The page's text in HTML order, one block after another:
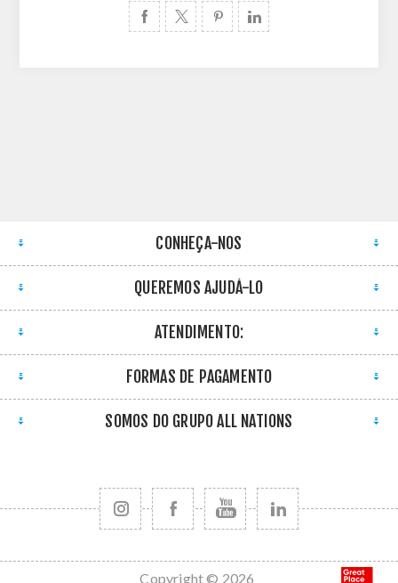
CONHEÇA-NOS
QUEREMOS AJUDÁ-LO
ATENDIMENTO:
FORMAS DE PAGAMENTO
SOMOS DO GRUPO ALL NATIONS
Copyright © 2026